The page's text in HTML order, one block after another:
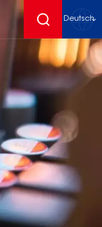
Deutsch
English
Deutsch
español
русский